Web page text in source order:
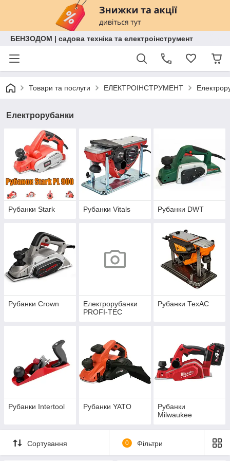
БЕНЗОДОМ | садова техніка та електроінструмент
Товари та послуги ЕЛЕКТРОІНСТРУМЕНТ
Електрорубанки
Рубанки Stark Рубанки Vitals Рубанки DWT
Рубанки Crown
Електрорубанки
PROFI-TEC
Рубанки ТехАС
Рубанки Intertool Рубанки YATO
Рубанки
Milwaukee
Сортування 0 Фільтри